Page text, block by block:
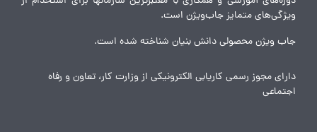
ویژگی‌های متمایز جاب‌ویژن است.
جاب ویژن محصولی دانش بنیان شناخته شده است.
دارای مجوز رسمی کاریابی الکترونیکی از وزارت کار، تعاون و رفاه
اجتماعی